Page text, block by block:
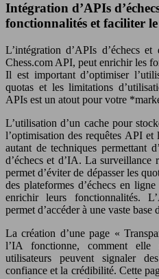
Intégration d’APIs
fonctionnalités et faciliter
L’intégration d’APIs d’échecs
Chess.com API, peut enrichir les
Il est important d’optimiser
quotas et les limitations
APIs est un atout pour votre
L’utilisation d’un cache pour
l’optimisation des requêtes API
autant de techniques permettant
d’échecs et d’IA. La surveillance
permet d’éviter de dépasser les
des plateformes d’échecs en
enrichir leurs fonctionnalités.
permet d’accéder à une vaste base
La création d’une page «
l’IA fonctionne, comment elle
utilisateurs peuvent signaler
confiance et la crédibilité. Cette